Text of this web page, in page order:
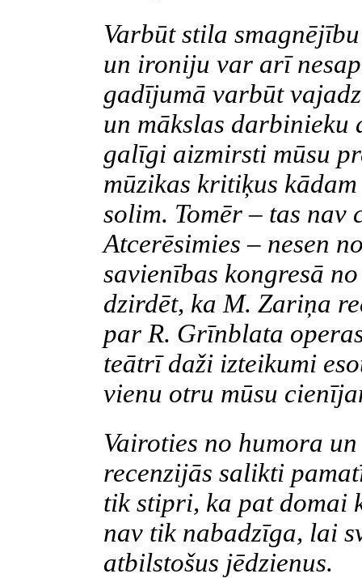
Varbūt stila
un ironiju var arī
gadījumā varbūt
un mākslas darbinieku
galīgi aizmirsti mūsu
mūzikas kritiķus
solim. Tomēr – tas nav
Atcerēsimies – nesen
savienības kongresā
dzirdēt, ka M. Zariņa
par R. Grīnblata
teātrī daži izteikumi
vienu otru mūsu
Vairoties no humora
recenzijās salikti
tik stipri, ka pat domai
nav tik nabadzīga, lai
atbilstošus jēdzienus.